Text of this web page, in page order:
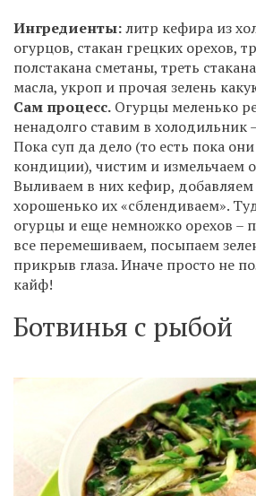
Ингредиенты:литр кефира из
огурцов, стакан грецких орехов,
полстакана сметаны, треть
масла, укроп и прочая зелень
Сам процесс. Огурцы меленько
ненадолго ставим в холодильник
Пока суп да дело (то есть пока
кондиции), чистим и измельчаем
Выливаем в них кефир, добавляем
хорошенько их «сблендиваем».
огурцы и еще немножко орехов –
все перемешиваем, посыпаем
прикрыв глаза. Иначе просто не
кайф!
Ботвинья с рыбой